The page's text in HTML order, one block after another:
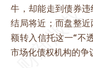
牛，却能走到债券
结局将近；而盘整
额转入信托这一“不
市场化债权机构的争